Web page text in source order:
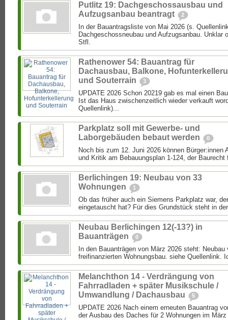
Putlitz 19: Dachgeschossausbau und
Aufzugsanbau beantragt
2
In der Bauantragsliste von Mai 2026 (s.
Dachgeschossneubau und Aufzugsanbau. Unklar
Stfl.
Rathenower 54: Bauantrag für
Dachausbau, Balkone,
und Souterrain
3
UPDATE 2026 Schon 20219 gab es mal einen
Ist das Haus zwischenzeitlich wieder verkauft
Quellenlink)...
Parkplatz soll mit Gewerbe- und
Laborgebäuden bebaut werden
0
Noch bis zum 12. Juni 2026 können Bürger:innen
und Kritik am Bebauungsplan 1-124, der Baurecht
Berlichingen 19: Neubau von 33
Wohnungen
1
Ob das früher auch ein Siemens Parkplatz war,
eingetauscht hat? Für dies Grundstück steht in
Neubau Berlichingen 12(-13?) in
Bauanträgen
0
In den Bauanträgen von März 2026 steht: Neubau
freifinanzierten Wohnungsbau. siehe Quellenlink.
Melanchthon 14 - Verdrängung von
Fahrradladen + später Musikschule /
Umwandlung / Dachausbau
5
UPDATE 2026 Nach einem erneuten Bauantrag
der Ausbau des Daches für 2 Wohnungen im